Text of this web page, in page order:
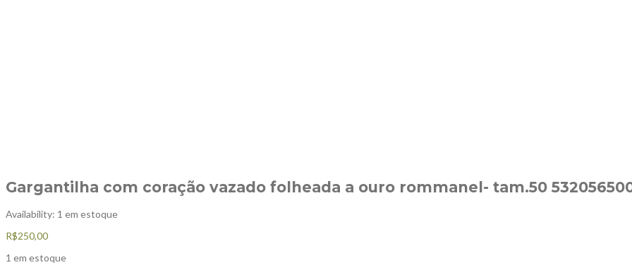
Gargantilha com coração vazado folheada a ouro rommanel- tam.50
Availability: 1 em estoque
R$250,00
1 em estoque